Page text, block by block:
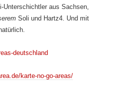
Unterschichtler aus Sachsen,
Soli und Hartz4. Und mit
karte-no-go-areas/